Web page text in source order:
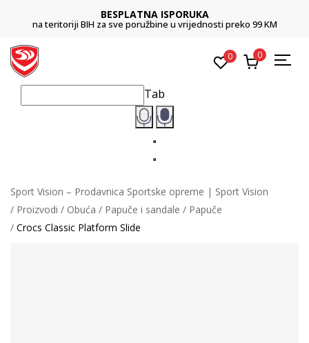
BESPLATNA ISPORUKA
na teritoriji BIH za sve poružbine u vrijednosti preko 99 KM
0 0
Tab
Sport Vision – Prodavnica Sportske opreme | Sport Vision
Proizvodi
Obuća Papuče i sandale
Papuče
Crocs Classic Platform Slide